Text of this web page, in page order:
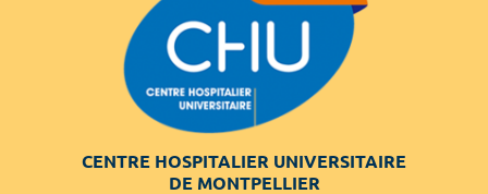
CENTRE HOSPITALIER UNIVERSITAIRE
DE MONTPELLIER